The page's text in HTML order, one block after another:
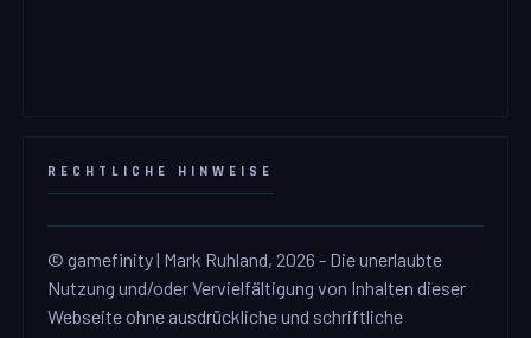
RECHTLICHE HINWEISE
© gamefinity | Mark Ruhland, 2026 - Die unerlaubte
Nutzung und/oder Vervielfältigung von Inhalten dieser
Webseite ohne ausdrückliche und schriftliche